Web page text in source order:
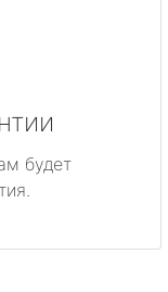
будет